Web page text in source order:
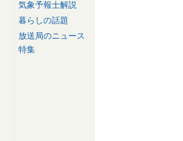
気象予報士解説
暮らしの話題
放送局のニュース
特集